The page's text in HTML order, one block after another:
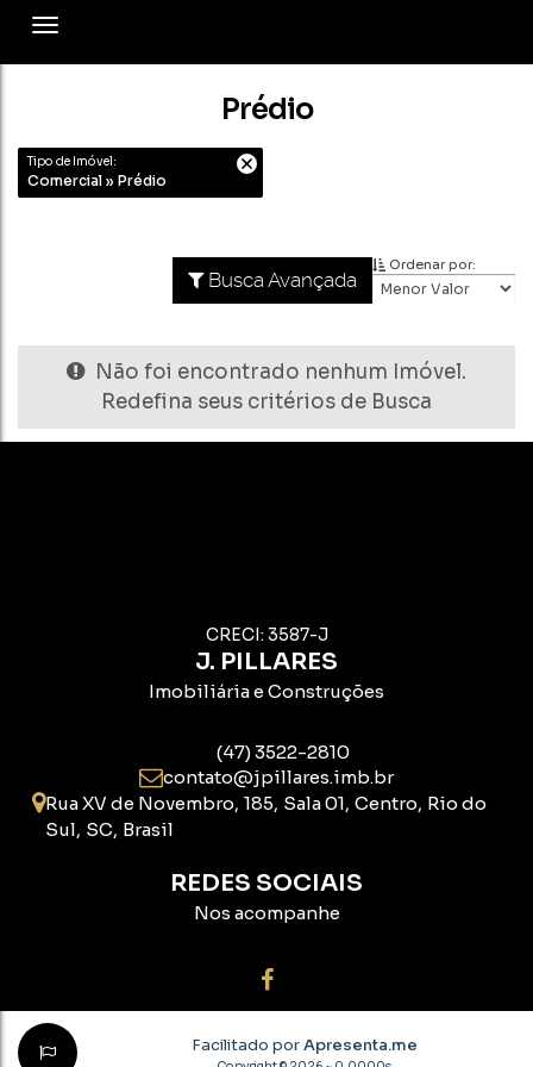
Prédio
Tipo de Imóvel:
Comercial » Prédio
Busca Avançada
Ordenar por:
Não foi encontrado nenhum Imóvel.
Redefina seus critérios de Busca
CRECI: 3587-J
J. PILLARES
Imobiliária e Construções
(47) 3522-2810
contato@jpillares.imb.br
Rua XV de Novembro, 185, Sala 01, Centro, Rio do
Sul, SC, Brasil
REDES SOCIAIS
Nos acompanhe
Facilitado porApresenta.me